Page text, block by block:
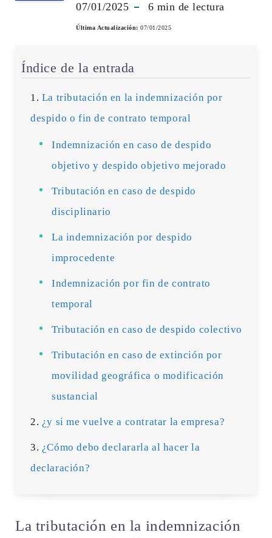
07/01/2025 6 min de lectura
Última Actualización: 07/01/2025
Índice de la entrada
La tributación en la indemnización por
despido o fin de contrato temporal
Indemnización en caso de despido
objetivo y despido objetivo mejorado
Tributación en caso de despido
disciplinario
La indemnización por despido
improcedente
Indemnización por fin de contrato
temporal
Tributación en caso de despido colectivo
Tributación en caso de extinción por
movilidad geográfica o modificación
sustancial
¿y si me vuelve a contratar la empresa?
¿Cómo debo declararla al hacer la
declaración?
La tributación en la indemnización